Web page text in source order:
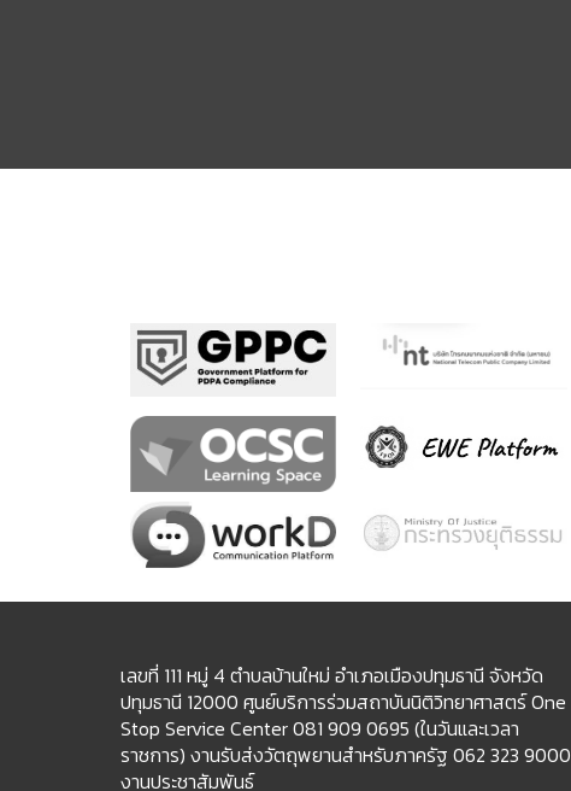
เลขที่ 111 หมู่ 4 ตำบลบ้านใหม่ อำเภอเมืองปทุมธานี จังหวัด
ปทุมธานี 12000 ศูนย์บริการร่วมสถาบันนิติวิทยาศาสตร์ One
Stop Service Center 081 909 0695 (ในวันและเวลา
ราชการ) งานรับส่งวัตถุพยานสำหรับภาครัฐ 062 323 9000
งานประชาสัมพันธ์